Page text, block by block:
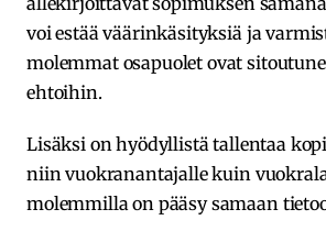
voi estää väärinkäsityksiä ja
molemmat osapuolet ovat
ehtoihin.
Lisäksi on hyödyllistä tallentaa
niin vuokranantajalle kuin
molemmilla on pääsy samaan